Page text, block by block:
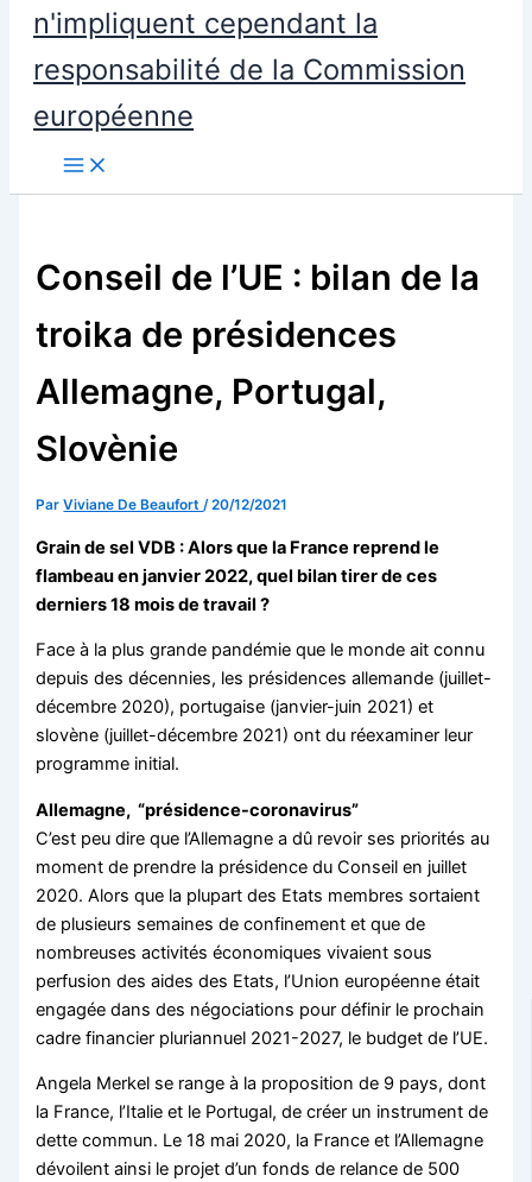
n'impliquent cependant la
responsabilité de la Commission
européenne
Conseil de l’UE : bilan de la
troika de présidences
Allemagne, Portugal,
Slovènie
ParViviane De Beaufort/20/12/2021
Grain de sel VDB : Alors que la France reprend le
flambeau en janvier 2022, quel bilan tirer de ces
derniers 18 mois de travail ?
Face à la plus grande pandémie que le monde ait connu
depuis des décennies, les présidences allemande (juillet-
décembre 2020), portugaise (janvier-juin 2021) et
slovène (juillet-décembre 2021) ont du réexaminer leur
programme initial.
Allemagne, “présidence-coronavirus”
C’est peu dire que l’Allemagne a dû revoir ses priorités au
moment de prendre la présidence du Conseil en juillet
2020. Alors que la plupart des Etats membres sortaient
de plusieurs semaines de confinement et que de
nombreuses activités économiques vivaient sous
perfusion des aides des Etats, l’Union européenne était
engagée dans des négociations pour définir le prochain
cadre financier pluriannuel 2021-2027, le budget de l’UE.
Angela Merkel se range à la proposition de 9 pays, dont
la France, l’Italie et le Portugal, de créer un instrument de
dette commun. Le 18 mai 2020, la France et l’Allemagne
dévoilent ainsi le projet d’un fonds de relance de 500